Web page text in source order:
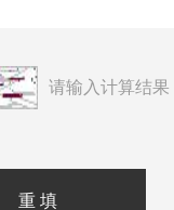
请输入计算结